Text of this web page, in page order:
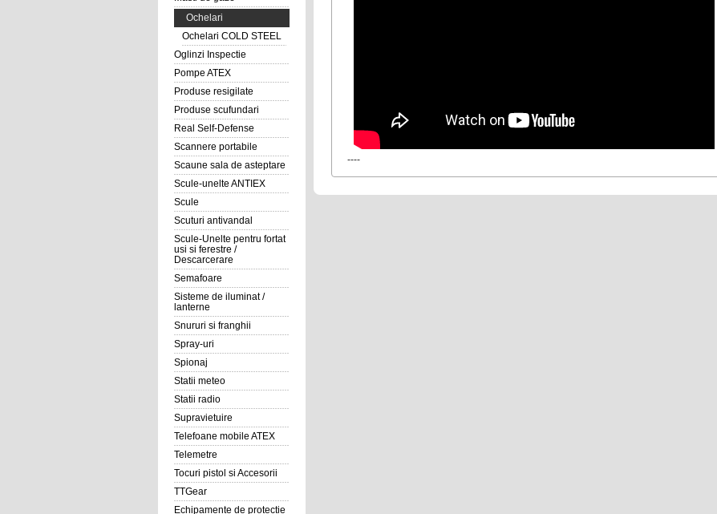
Ochelari
Ochelari COLD STEEL
Oglinzi Inspectie
Pompe ATEX
Produse resigilate
Produse scufundari
Real Self-Defense
Scannere portabile
Scaune sala de asteptare
Scule-unelte ANTIEX
Scule
Scuturi antivandal
Scule-Unelte pentru fortat
usi si ferestre /
Descarcerare
Semafoare
Sisteme de iluminat /
lanterne
Snururi si franghii
Spray-uri
Spionaj
Statii meteo
Statii radio
Supravietuire
Telefoane mobile ATEX
Telemetre
Tocuri pistol si Accesorii
TTGear
Echipamente de protectie
----